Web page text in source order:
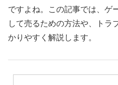
ですよね。この記事では、ゲ
して売るための方法や、トラ
かりやすく解説します。